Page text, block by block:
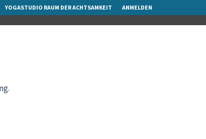
YOGASTUDIO RAUM DER ACHTSAMKEIT ANMELDEN